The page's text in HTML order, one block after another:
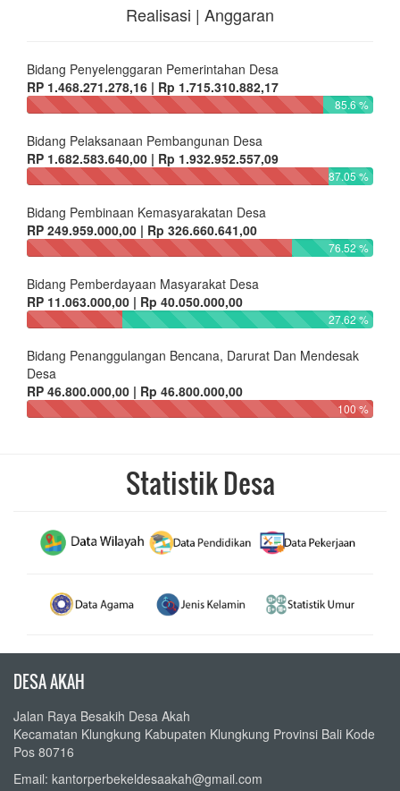
Realisasi | Anggaran
Bidang Penyelenggaran Pemerintahan Desa
RP 1.468.271.278,16 | Rp 1.715.310.882,17
85.6 %
Bidang Pelaksanaan Pembangunan Desa
RP 1.682.583.640,00 | Rp 1.932.952.557,09
87.05 %
Bidang Pembinaan Kemasyarakatan Desa
RP 249.959.000,00 | Rp 326.660.641,00
76.52 %
Bidang Pemberdayaan Masyarakat Desa
RP 11.063.000,00 | Rp 40.050.000,00
27.62 %
Bidang Penanggulangan Bencana, Darurat Dan Mendesak
Desa
RP 46.800.000,00 | Rp 46.800.000,00
100 %
Statistik Desa
DESA AKAH
Jalan Raya Besakih Desa Akah
Kecamatan Klungkung Kabupaten Klungkung Provinsi Bali Kode
Pos 80716
Email: kantorperbekeldesaakah@gmail.com